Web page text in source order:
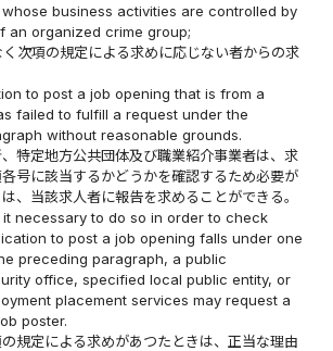
business activities are controlled by
an organized crime group;
次項の規定による求めに応じない者からの求
to post a job opening that is from a
failed to fulfill a request under the
without reasonable grounds.
特定地方公共団体及び職業紹介事業者は、求
号に該当するかどうかを確認するため必要が
、当該求人者に報告を求めることができる。
necessary to do so in order to check
to post a job opening falls under one
preceding paragraph, a public
office, specified local public entity, or
placement services may request a
poster.
規定による求めがあつたときは、正当な理由